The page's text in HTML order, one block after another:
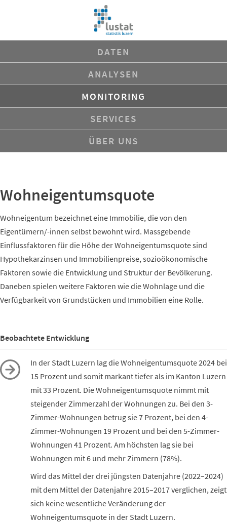
DATEN
ANALYSEN
MONITORING
SERVICES
ÜBER UNS
Wohneigentumsquote
Wohneigentum bezeichnet eine Immobilie, die von den
Eigentümern/-innen selbst bewohnt wird. Massgebende
Einflussfaktoren für die Höhe der Wohneigentumsquote sind
Hypothekarzinsen und Immobilienpreise, sozioökonomische
Faktoren sowie die Entwicklung und Struktur der Bevölkerung.
Daneben spielen weitere Faktoren wie die Wohnlage und die
Verfügbarkeit von Grundstücken und Immobilien eine Rolle.
Beobachtete Entwicklung
In der Stadt Luzern lag die Wohneigentumsquote 2024 bei
15 Prozent und somit markant tiefer als im Kanton Luzern
mit 33 Prozent. Die Wohneigentumsquote nimmt mit
steigender Zimmerzahl der Wohnungen zu. Bei den 3-
Zimmer-Wohnungen betrug sie 7 Prozent, bei den 4-
Zimmer-Wohnungen 19 Prozent und bei den 5-Zimmer-
Wohnungen 41 Prozent. Am höchsten lag sie bei
Wohnungen mit 6 und mehr Zimmern (78%).
Wird das Mittel der drei jüngsten Datenjahre (2022–2024)
mit dem Mittel der Datenjahre 2015–2017 verglichen, zeigt
sich keine wesentliche Veränderung der
Wohneigentumsquote in der Stadt Luzern.